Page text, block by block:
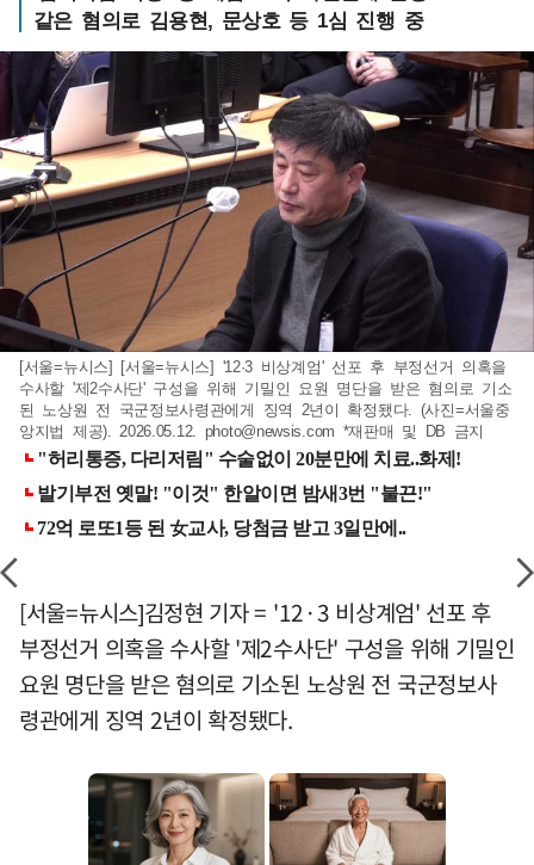
같은 혐의로 김용현, 문상호 등 1심 진행 중
[서울=뉴시스] [서울=뉴시스] '12·3 비상계엄' 선포 후 부정선거 의혹을
수사할 '제2수사단' 구성을 위해 기밀인 요원 명단을 받은 혐의로 기소
된 노상원 전 국군정보사령관에게 징역 2년이 확정됐다. (사진=서울중
앙지법 제공). 2026.05.12. photo@newsis.com *재판매 및 DB 금지
[서울=뉴시스]김정현 기자 = '12·3 비상계엄' 선포 후
부정선거 의혹을 수사할 '제2수사단' 구성을 위해 기밀인
요원 명단을 받은 혐의로 기소된 노상원 전 국군정보사
령관에게 징역 2년이 확정됐다.